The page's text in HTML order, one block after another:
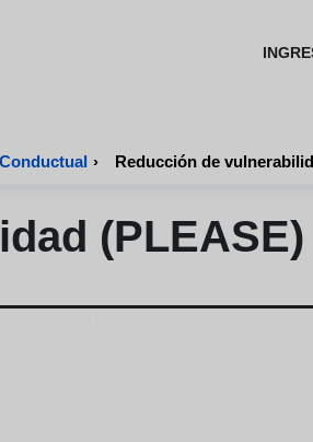
› Reducción de
(PLEASE)